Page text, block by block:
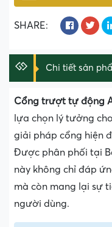
SHARE:
Chi tiết sản
Cổng trượt tự động
lựa chọn lý tưởng
giải pháp cổng hiện
Được phân phối tại
này không chỉ đáp
mà còn mang lại sự
người dùng.